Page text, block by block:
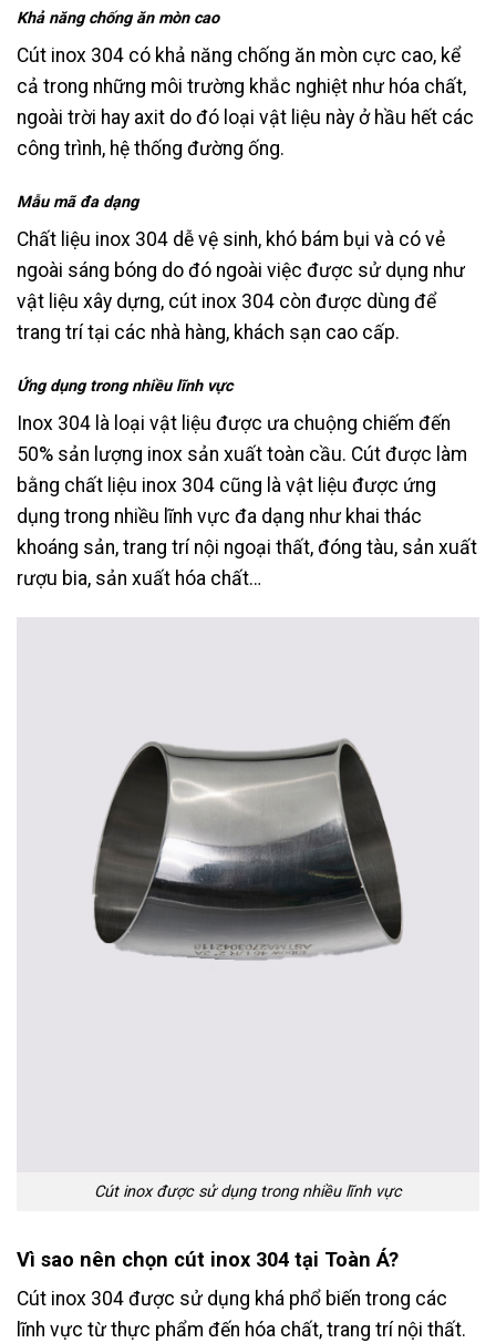
Khả năng chống ăn mòn cao
Cút inox 304 có khả năng chống ăn mòn cực cao, kể
cả trong những môi trường khắc nghiệt như hóa chất,
ngoài trời hay axit do đó loại vật liệu này ở hầu hết các
công trình, hệ thống đường ống.
Mẫu mã đa dạng
Chất liệu inox 304 dễ vệ sinh, khó bám bụi và có vẻ
ngoài sáng bóng do đó ngoài việc được sử dụng như
vật liệu xây dựng, cút inox 304 còn được dùng để
trang trí tại các nhà hàng, khách sạn cao cấp.
Ứng dụng trong nhiều lĩnh vực
Inox 304 là loại vật liệu được ưa chuộng chiếm đến
50% sản lượng inox sản xuất toàn cầu. Cút được làm
bằng chất liệu inox 304 cũng là vật liệu được ứng
dụng trong nhiều lĩnh vực đa dạng như khai thác
khoáng sản, trang trí nội ngoại thất, đóng tàu, sản xuất
rượu bia, sản xuất hóa chất…
Cút inox được sử dụng trong nhiều lĩnh vực
Vì sao nên chọn cút inox 304 tại Toàn Á?
Cút inox 304 được sử dụng khá phổ biến trong các
lĩnh vực từ thực phẩm đến hóa chất, trang trí nội thất.